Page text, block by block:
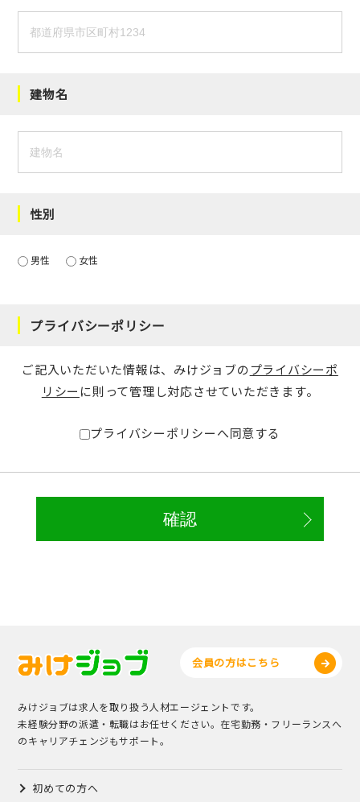
建物名
性別
男性 女性
プライバシーポリシー
ご記入いただいた情報は、みけジョブのプライバシーポ
リシー に則って管理し対応させていただきます。
プライバシーポリシーへ同意する
会員の方はこちら
みけジョブは求人を取り扱う人材エージェントです。
未経験分野の派遣・転職はお任せください。在宅勤務・フリーランスへ
のキャリアチェンジもサポート。
初めての方へ